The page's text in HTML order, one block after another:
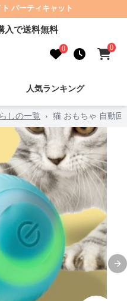
パーティキャット
入で送料無料
0 0
人気ランキング
しの一覧 › 猫 おもちゃ 自動回